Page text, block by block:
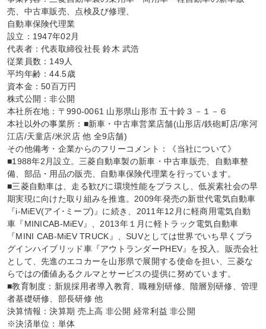
売、中古車販売、点検及び修理、
自動車保険代理業
設立：1947年02月
代表者：代表取締役社長 鈴木 武浩
従業員数：149人
平均年齢：44.5歳
資本金：50百万円
株式公開：非公開
本社所在地：〒990-0061 山形県山形市 五十鈴３－１－６
本社以外の事業所：■新車・中古車営業店舗(山形店/鉄砲町店/寒河
江店/天童店/米沢店 他 全9店舗)
その他備考・企業からのフリーコメント：《当社について》
■1988年2月設立。三菱自動車製の新車・中古車販売、自動車整
備、部品・用品の販売、自動車保険代理業を行っています。
■三菱自動車は、走る歓びに環境性能をプラスし、低炭素社会の早
期実現に向けた取り組みを推進。2009年発売の新世代電気自動車
『i-MiEV(アイ･ミーブ)』に続き、2011年12月に軽商用電気自動
車『MINICAB-MiEV』、2013年１月に軽トラック電気自動車
『MINI CAB-MiEV TRUCK』、SUVとしては世界でいち早くプラ
グインハイブリッド車『アウトランダーPHEV』を投入。販売会社
として、先進のエコカーを山形県で展開する使命を担い、三菱な
らではの価値あるクルマとサービスの提供に努めています。
■教育制度：新規採用者導入教育、職種別研修、階層別研修、管理
者基礎研修、部長研修 他
決算情報：決算期 売上高 非公開 経常利益 非公開
※決済単位：単体